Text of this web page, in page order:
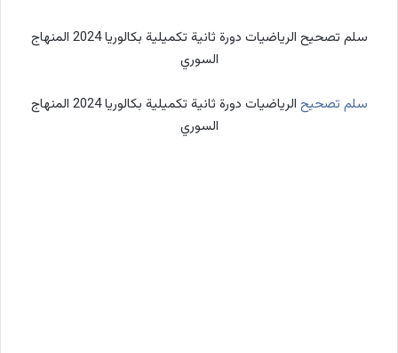
سلم تصحيح الرياضيات دورة ثانية تكميلية بكالوريا 2024 المنهاج
السوري
سلم تصحيح
الرياضيات دورة ثانية تكميلية بكالوريا 2024 المنهاج
السوري